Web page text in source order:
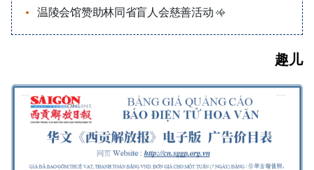
温陵会馆赞助林同省盲人会慈善活动
趣儿